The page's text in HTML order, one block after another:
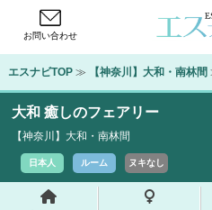
お問い合わせ
エスナビTOP ≫ 【神奈川】大和・南林間
大和 癒しのフェアリー
【神奈川】大和・南林間
日本人 ルーム ヌキなし